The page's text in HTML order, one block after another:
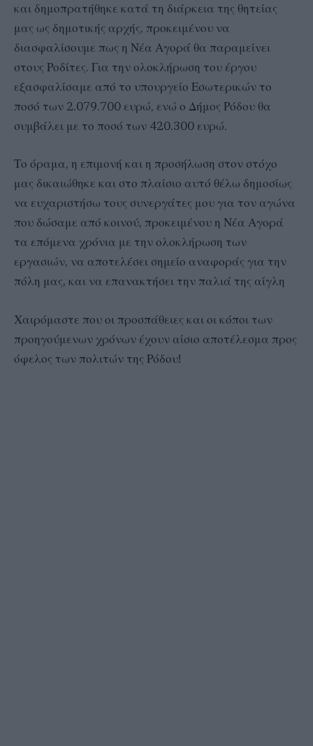
και δημοπρατήθηκε κατά τη διάρκεια της θητείας
μας ως δημοτικής αρχής, προκειμένου να
διασφαλίσουμε πως η Νέα Αγορά θα παραμείνει
στους Ροδίτες. Για την ολοκλήρωση του έργου
εξασφαλίσαμε από το υπουργείο Εσωτερικών το
ποσό των 2.079.700 ευρώ, ενώ ο Δήμος Ρόδου θα
συμβάλει με το ποσό των 420.300 ευρώ.
Το όραμα, η επιμονή και η προσήλωση στον στόχο
μας δικαιώθηκε και στο πλαίσιο αυτό θέλω δημοσίως
να ευχαριστήσω τους συνεργάτες μου για τον αγώνα
που δώσαμε από κοινού, προκειμένου η Νέα Αγορά
τα επόμενα χρόνια με την ολοκλήρωση των
εργασιών, να αποτελέσει σημείο αναφοράς για την
πόλη μας, και να επανακτήσει την παλιά της αίγλη
Χαιρόμαστε που οι προσπάθειες και οι κόποι των
προηγούμενων χρόνων έχουν αίσιο αποτέλεσμα προς
όφελος των πολιτών της Ρόδου!